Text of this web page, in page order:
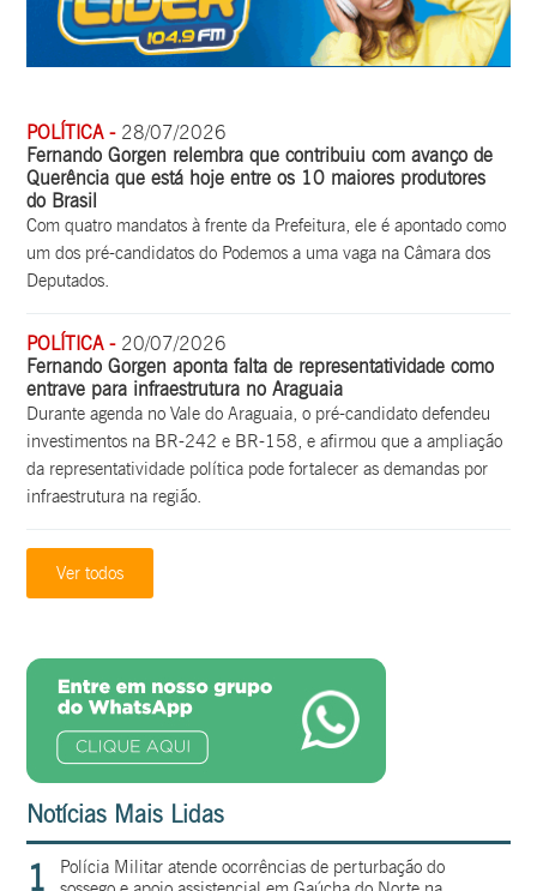
POLÍTICA -28/07/2026
Fernando Gorgen relembra que contribuiu com avanço de
Querência que está hoje entre os 10 maiores produtores
do Brasil
Com quatro mandatos à frente da Prefeitura, ele é apontado como
um dos pré-candidatos do Podemos a uma vaga na Câmara dos
Deputados.
POLÍTICA -20/07/2026
Fernando Gorgen aponta falta de representatividade como
entrave para infraestrutura no Araguaia
Durante agenda no Vale do Araguaia, o pré-candidato defendeu
investimentos na BR-242 e BR-158, e afirmou que a ampliação
da representatividade política pode fortalecer as demandas por
infraestrutura na região.
Ver todos
Notícias Mais Lidas
1
Polícia Militar atende ocorrências de perturbação do